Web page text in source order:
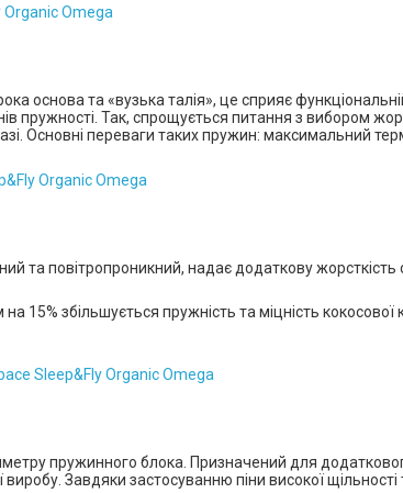
основа та «вузька талія», це сприяє
пружності. Так, спрощується питання з вибором
Основні переваги такихпружин: максимальний
та повітропроникний, надає додаткову
15% збільшується пружність та міцність кокосової
пружинного блока. Призначений для
Завдяки застосуванню піни високої